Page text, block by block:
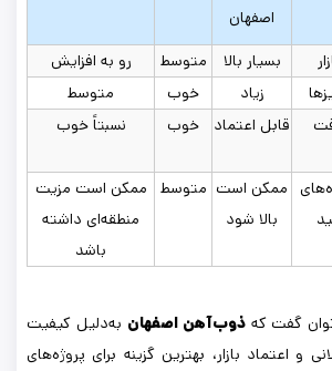
اصفهان
بسیار بالا متوسط
رو به افزایش
زیاد خوب
متوسط
قابل اعتماد خوب نسبتاً خوب
ممکن است
بالا شود
متوسط
ممکن است مزیت
منطقه‌ای داشته
باشد
گفت کهذوب‌آهن اصفهان به‌دلیل کیفیت
و اعتماد بازار، بهترین گزینه برای پروژه‌های